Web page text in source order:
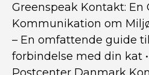
Greenspeak Kontakt:
Kommunikation om
– En omfattende guide
forbindelse med din kat •